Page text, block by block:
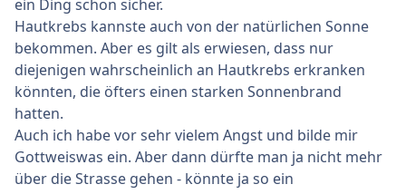
ein Ding schon sicher.
Hautkrebs kannste auch von der natürlichen Sonne
bekommen. Aber es gilt als erwiesen, dass nur
diejenigen wahrscheinlich an Hautkrebs erkranken
könnten, die öfters einen starken Sonnenbrand
hatten.
Auch ich habe vor sehr vielem Angst und bilde mir
Gottweiswas ein. Aber dann dürfte man ja nicht mehr
über die Strasse gehen - könnte ja so ein